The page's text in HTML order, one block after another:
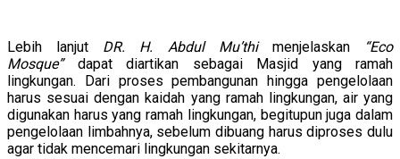
Lebih lanjut DR. H. Abdul Mu’thi menjelaskan
“Eco
Mosque” dapat diartikan sebagai Masjid yang ramah
lingkungan. Dari proses pembangunan hingga pengelolaan
harus sesuai dengan kaidah yang ramah lingkungan, air yang
digunakan harus yang ramah lingkungan, begitupun juga dalam
pengelolaan limbahnya, sebelum dibuang harus diproses dulu
agar tidak mencemari lingkungan sekitarnya.